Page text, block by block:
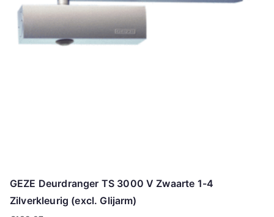
GEZE Deurdranger TS 3000 V Zwaarte 1-4
Zilverkleurig (excl. Glijarm)